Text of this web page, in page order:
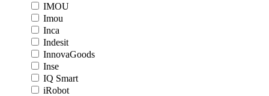
IMOU
Imou
Inca
Indesit
InnovaGoods
Inse
IQ Smart
iRobot